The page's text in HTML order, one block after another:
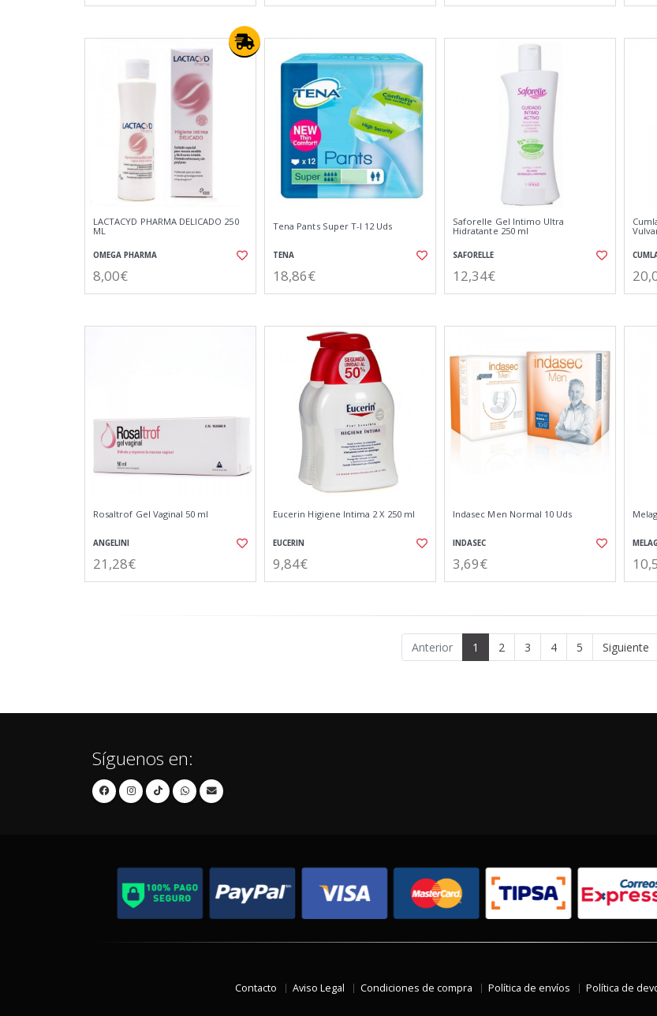
LACTACYD PHARMA DELICADO 250
ML
OMEGA PHARMA
8,00€
Tena Pants Super T-l 12 Uds
TENA
18,86€
Saforelle Gel Intimo Ultra
Hidratante 250 ml
SAFORELLE
12,34€
Rosaltrof Gel Vaginal 50 ml
ANGELINI
21,28€
Eucerin Higiene Intima 2 X 250 ml
EUCERIN
9,84€
Indasec Men Normal 10 Uds
INDASEC
3,69€
Anterior 1 2 3 4 5 Siguiente
Síguenos en:
Contacto Aviso Legal Condiciones de compra Política de envíos Política de